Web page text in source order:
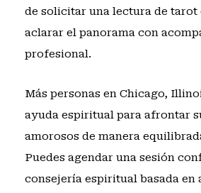
de solicitar una lectura de tarot
aclarar el panorama con
profesional.
Más personas en Chicago,
ayuda espiritual para afrontar
amorosos de manera
Puedes agendar una sesión
consejería espiritualbasada en